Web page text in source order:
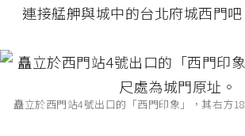
連接艋舺與城中的台北府城西門吧
矗立於西門站4號出口的「西門印象」，其右方